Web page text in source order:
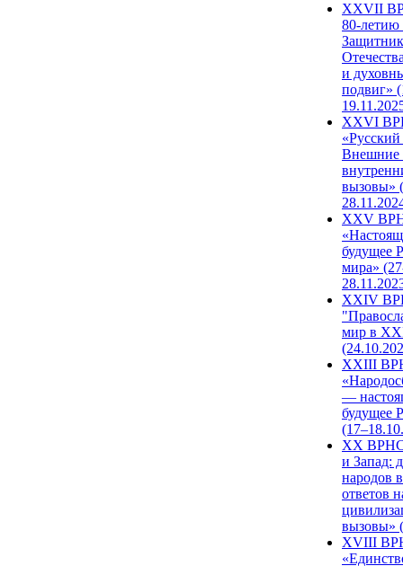
ХХVII
80-
и
подвиг»
XXVI
Внешние
вызовы»
XXV
будущее
мира»
XXIV
мир в
XXIII
—
будущее
XX ВРНС
и Запад:
народов
ответов
вызовы»
XVIII